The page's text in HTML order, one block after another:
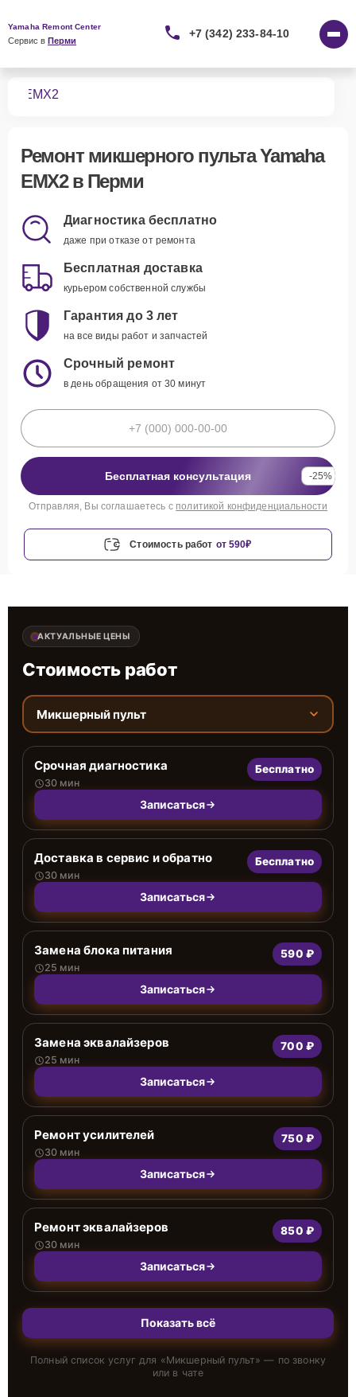
Yamaha Remont Center
Сервис в Перми
+7 (342) 233-84-10
EMX2
Ремонт микшерного пульта Yamaha
EMX2в Перми
Диагностика бесплатно
даже при отказе от ремонта
Бесплатная доставка
курьером собственной службы
Гарантия до 3 лет
на все виды работ и запчастей
Срочный ремонт
в день обращения от 30 минут
Бесплатная консультация -25%
Отправляя, Вы соглашаетесь с политикой конфиденциальности
Стоимость работ от 590₽
АКТУАЛЬНЫЕ ЦЕНЫ
Стоимость работ
Микшерный пульт
Срочная диагностика
30 мин
Бесплатно
Записаться
Доставка в сервис и обратно
30 мин
Бесплатно
Записаться
Замена блока питания
25 мин
590 ₽
Записаться
Замена эквалайзеров
25 мин
700 ₽
Записаться
Ремонт усилителей
30 мин
750 ₽
Записаться
Ремонт эквалайзеров
30 мин
850 ₽
Записаться
Показать всё
Полный список услуг для «Микшерный пульт» — по звонку
или в чате